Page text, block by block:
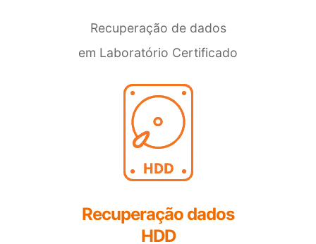
Recuperação de dados
em Laboratório Certificado
Recuperação dados
HDD